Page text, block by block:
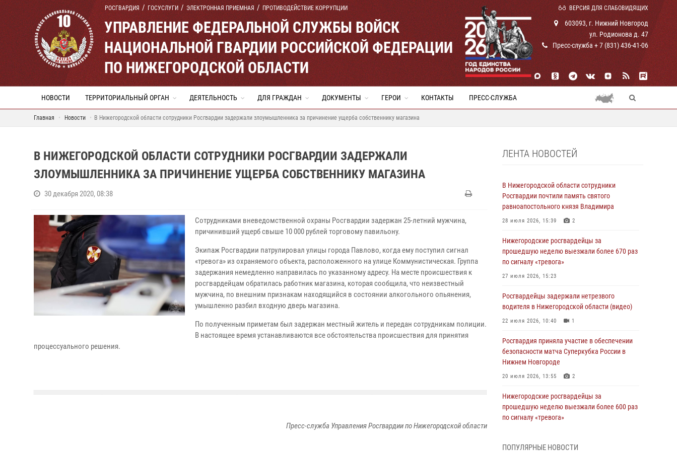
РОСГВАРДИЯ ГОСУСЛУГИ ЭЛЕКТРОННАЯ ПРИЕМНАЯ ПРОТИВОДЕЙСТВИЕ КОРРУПЦИИ ВЕРСИЯ ДЛЯ СЛАБОВИДЯЩИХ
УПРАВЛЕНИЕ ФЕДЕРАЛЬНОЙ СЛУЖБЫ ВОЙСК
НАЦИОНАЛЬНОЙ ГВАРДИИ РОССИЙСКОЙ ФЕДЕРАЦИИ
ПО НИЖЕГОРОДСКОЙ ОБЛАСТИ
603093, г. Нижний Новгород
ул. Родионова д. 47
Пресс-служба + 7 (831) 436-41-06
НОВОСТИ ТЕРРИТОРИАЛЬНЫЙ ОРГАН ДЕЯТЕЛЬНОСТЬ ДЛЯ ГРАЖДАН ДОКУМЕНТЫ ГЕРОИ КОНТАКТЫ ПРЕСС-СЛУЖБА
Главная Новости В Нижегородской области сотрудники Росгвардии задержали злоумышленника за причинение ущерба собственнику магазина
В НИЖЕГОРОДСКОЙ ОБЛАСТИ СОТРУДНИКИ РОСГВАРДИИ ЗАДЕРЖАЛИ
ЗЛОУМЫШЛЕННИКА ЗА ПРИЧИНЕНИЕ УЩЕРБА СОБСТВЕННИКУ МАГАЗИНА
30 декабря 2020, 08:38
Сотрудниками вневедомственной охраны Росгвардии задержан 25-летний мужчина,
причинивший ущерб свыше 10 000 рублей торговому павильону.
Экипаж Росгвардии патрулировал улицы города Павлово, когда ему поступил сигнал
«тревога» из охраняемого объекта, расположенного на улице Коммунистическая. Группа
задержания немедленно направилась по указанному адресу. На месте происшествия к
росгвардейцам обратилась работник магазина, которая сообщила, что неизвестный
мужчина, по внешним признакам находящийся в состоянии алкогольного опьянения,
умышленно разбил входную дверь магазина.
По полученным приметам был задержан местный житель и передан сотрудникам полиции.
В настоящее время устанавливаются все обстоятельства происшествия для принятия
процессуального решения.
Пресс-служба Управления Росгвардии по Нижегородской области
ЛЕНТА НОВОСТЕЙ
В Нижегородской области сотрудники
Росгвардии почтили память святого
равноапостольного князя Владимира
28 июля 2026, 15:39 2
Нижегородские росгвардейцы за
прошедшую неделю выезжали более 670 раз
по сигналу «тревога»
27 июля 2026, 15:23
Росгвардейцы задержали нетрезвого
водителя в Нижегородской области (видео)
22 июля 2026, 10:40 1
Росгвардия приняла участие в обеспечении
безопасности матча Суперкубка России в
Нижнем Новгороде
20 июля 2026, 13:55 2
Нижегородские росгвардейцы за
прошедшую неделю выезжали более 600 раз
по сигналу «тревога»
ПОПУЛЯРНЫЕ НОВОСТИ